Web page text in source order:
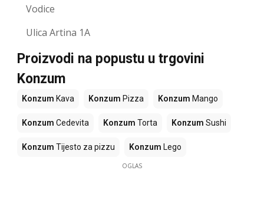
Vodice
Ulica Artina 1A
Proizvodi na popustu u trgovini
Konzum
Konzum Kava Konzum Pizza Konzum Mango
Konzum Cedevita Konzum Torta Konzum Sushi
Konzum Tijesto za pizzu Konzum Lego
OGLAS